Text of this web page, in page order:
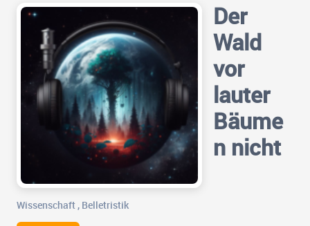
Der
Wald
vor
lauter
Bäume
n nicht
Wissenschaft , Belletristik